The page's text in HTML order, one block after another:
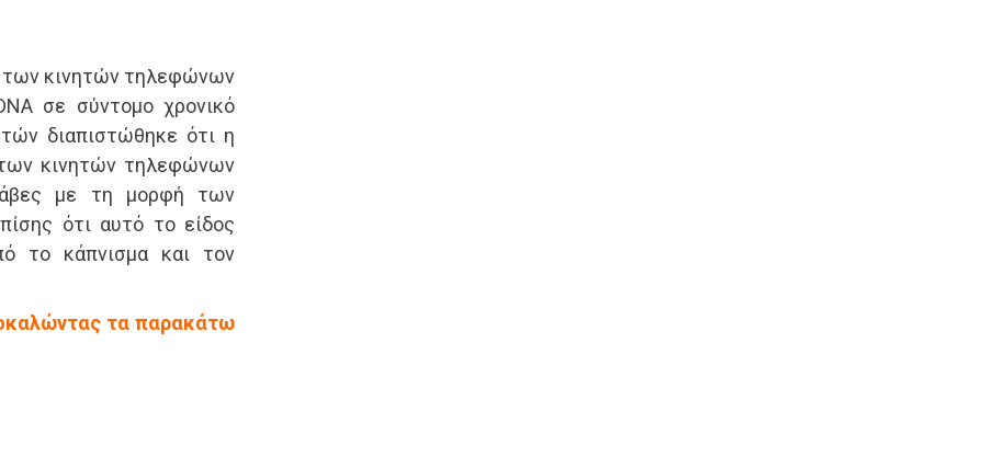
των κινητών τηλεφώνων
σε σύντομο χρονικό
διαπιστώθηκε ότι η
των κινητών τηλεφώνων
με τη μορφή των
ότι αυτό το είδος
το κάπνισμα και τον
τα παρακάτω